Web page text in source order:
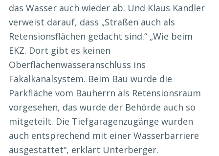
das Wasser auch wieder ab. Und Klaus Kandler
verweist darauf, dass „Straßen auch als
Retensionsflächen gedacht sind.“ „Wie beim
EKZ. Dort gibt es keinen
Oberflächenwasseranschluss ins
Fäkalkanalsystem. Beim Bau wurde die
Parkfläche vom Bauherrn als Retensionsraum
vorgesehen, das wurde der Behörde auch so
mitgeteilt. Die Tiefgaragenzugänge wurden
auch entsprechend mit einer Wasserbarriere
ausgestattet“, erklärt Unterberger.